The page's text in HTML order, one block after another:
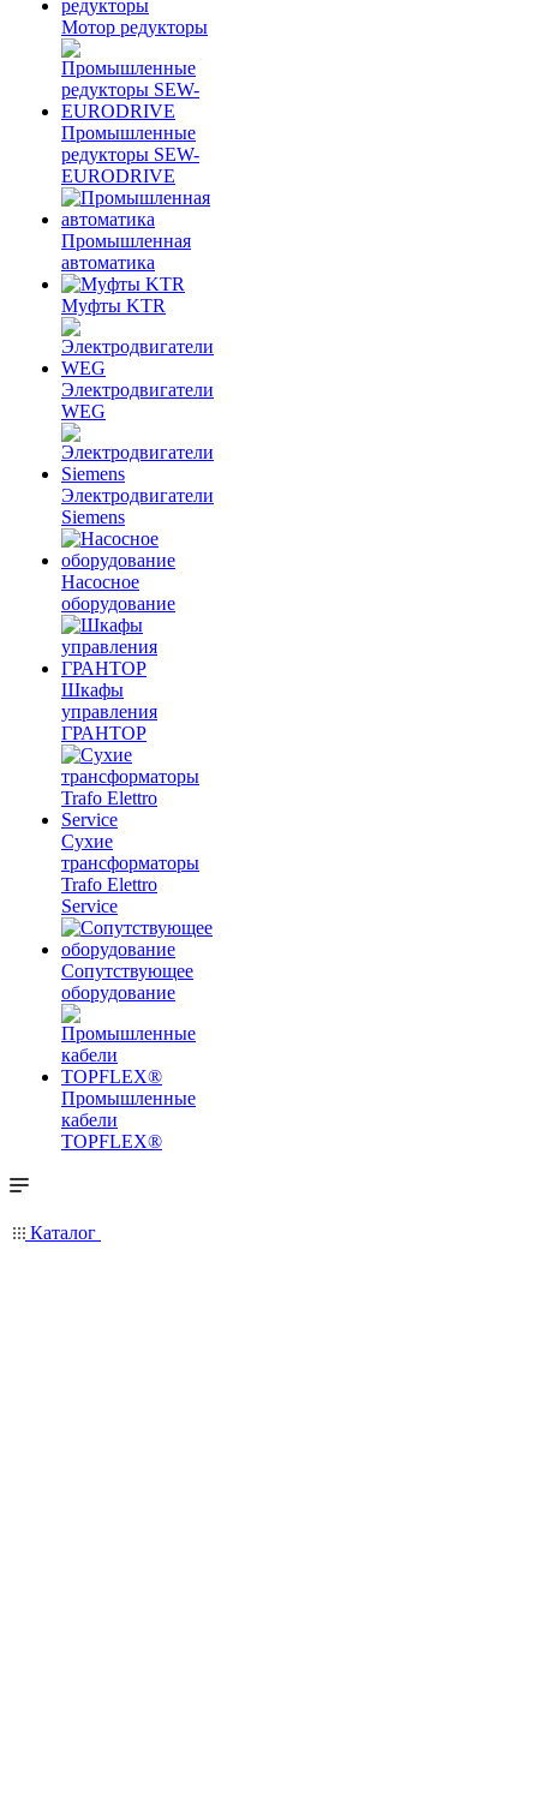
Мотор редукторы
Промышленные
редукторы SEW-
EURODRIVE
Промышленная
автоматика
Муфты KTR
Электродвигатели
WEG
Электродвигатели
Siemens
Насосное
оборудование
Шкафы
управления
ГРАНТОР
Сухие
трансформаторы
Trafo Elettro
Service
Сопутствующее
оборудование
Промышленные
кабели
TOPFLEX®
Каталог